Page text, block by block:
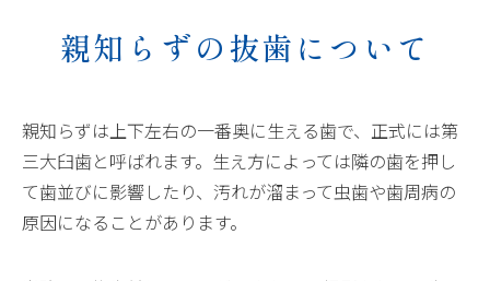
親知らずの抜歯について
親知らずは上下左右の一番奥に生える歯で、正式には第
三大臼歯と呼ばれます。生え方によっては隣の歯を押し
て歯並びに影響したり、汚れが溜まって虫歯や歯周病の
原因になることがあります。